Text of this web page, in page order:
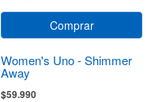
Comprar
Women's Uno - Shimmer
Away
$59.990